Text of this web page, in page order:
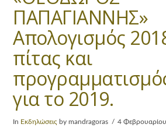
ΠΑΠΑΓΙΑΝΝΗΣ»
Απολογισμός
πίτας και
για το 2019.
In Εκδηλώσεις by mandragoras 4